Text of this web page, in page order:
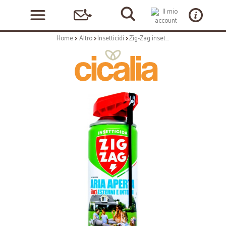
Home Altro Insetticidi Zig-Zag insetticida aria aperta ml.500